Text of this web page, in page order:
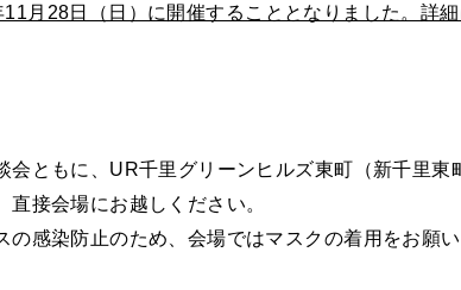
月28日（日）に開催することとなりました。詳
ともに、UR千里グリーンヒルズ東町（新千里東
直接会場にお越しください。
感染防止のため、会場ではマスクの着用をお願い